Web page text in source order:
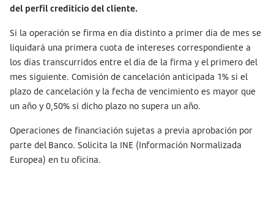
del perfil crediticio del cliente.
Si la operación se firma en día distinto a primer día de mes se
liquidará una primera cuota de intereses correspondiente a
los días transcurridos entre el día de la firma y el primero del
mes siguiente. Comisión de cancelación anticipada 1% si el
plazo de cancelación y la fecha de vencimiento es mayor que
un año y 0,50% si dicho plazo no supera un año.
Operaciones de financiación sujetas a previa aprobación por
parte del Banco. Solicita la INE (Información Normalizada
Europea) en tu oficina.